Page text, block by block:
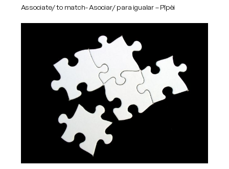
Associate/ to match- Asociar/ para igualar – Pĭpèi